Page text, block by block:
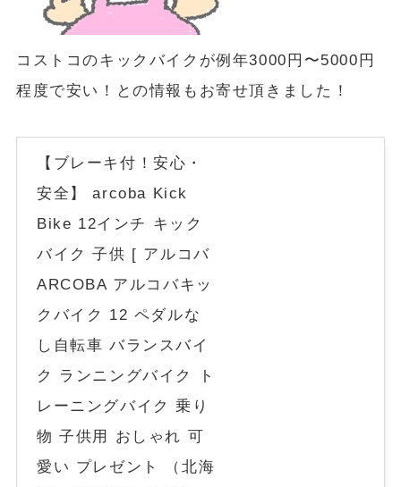
コストコのキックバイクが例年3000円〜5000円
程度で安い！との情報もお寄せ頂きました！
【ブレーキ付！安心・
安全】 arcoba Kick
Bike 12インチ キック
バイク 子供 [ アルコバ
ARCOBA アルコバキッ
クバイク 12 ペダルな
し自転車 バランスバイ
ク ランニングバイク ト
レーニングバイク 乗り
物 子供用 おしゃれ 可
愛い プレゼント （北海